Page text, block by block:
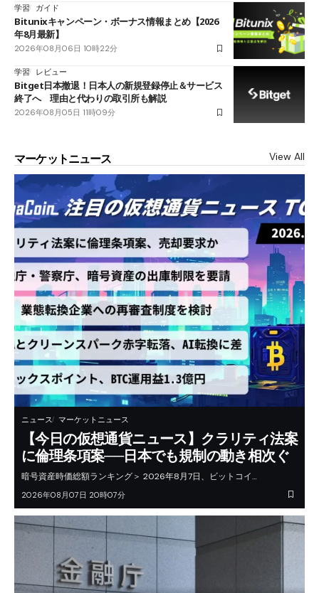
学習 ガイド
Bitunixキャンペーン・ボーナス情報まとめ【2026
年8月最新】
2026年08月06日 10時22分
学習 レビュー
Bitget日本撤退！日本人の新規登録停止＆サービス
終了へ 理由と代わりの取引所も解説
2026年08月05日 11時09分
マーケットニュース View All
ニュース マーケットニュース
【今日の仮想通貨ニュース】クラリティ法案
に倫理条項案──日本でも規制の動き相次ぐ
暗号資産時価総額ランキング＞ 2026年8月7日、ビットコイ…
2026年08月07日 20時07分